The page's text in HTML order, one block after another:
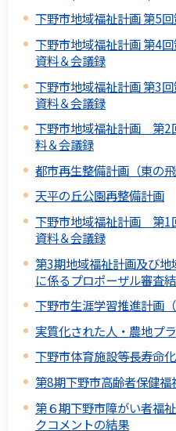
下野市地域福祉計画 第5回
下野市地域福祉計画 第4
資料＆会議録
下野市地域福祉計画 第3
資料＆会議録
下野市地域福祉計画 第2
料＆会議録
都市再生整備計画（東の飛
天平の丘公園再整備計画
下野市地域福祉計画 第1
資料＆会議録
第3期地域福祉計画及び
に係るプロポーザル審査
下野市生涯学習推進計画
実質化された人・農地プ
下野市体育施設等長寿命
第8期下野市高齢者保健福
第６期下野市障がい者福
クコメントの結果